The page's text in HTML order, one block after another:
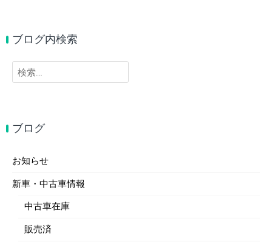
ブログ内検索
検
索:
ブログ
お知らせ
新車・中古車情報
中古車在庫
販売済